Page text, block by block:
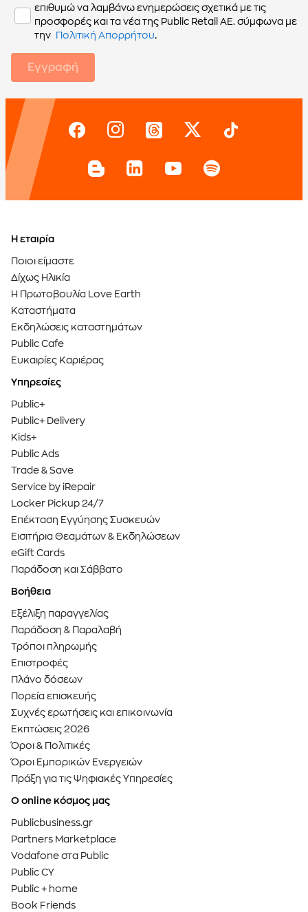
επιθυμώ να λαμβάνω ενημερώσεις σχετικά με τις
προσφορές και τα νέα της Public Retail AE. σύμφωνα με
την
Πολιτική Απορρήτου.
Εγγραφή
Η εταιρία
Ποιοι είμαστε
Δίχως Ηλικία
Η Πρωτοβουλία Love Earth
Καταστήματα
Εκδηλώσεις καταστημάτων
Public Cafe
Ευκαιρίες Καριέρας
Υπηρεσίες
Public+
Public+ Delivery
Kids+
Public Ads
Trade & Save
Service by iRepair
Locker Pickup 24/7
Επέκταση Εγγύησης Συσκευών
Εισιτήρια Θεαμάτων & Εκδηλώσεων
eGift Cards
Παράδοση και Σάββατο
Βοήθεια
Εξέλιξη παραγγελίας
Παράδοση & Παραλαβή
Τρόποι πληρωμής
Επιστροφές
Πλάνο δόσεων
Πορεία επισκευής
Συχνές ερωτήσεις και επικοινωνία
Εκπτώσεις 2026
Όροι & Πολιτικές
Όροι Εμπορικών Ενεργειών
Πράξη για τις Ψηφιακές Υπηρεσίες
Ο online κόσμος μας
Publicbusiness.gr
Partners Marketplace
Vodafone στα Public
Public CY
Public + home
Book Friends